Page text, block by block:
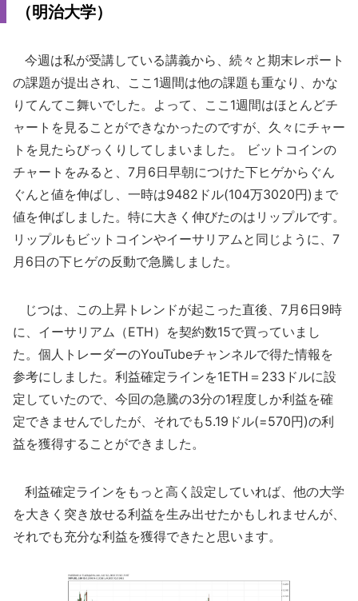
（明治大学）
今週は私が受講している講義から、続々と期末レポート
の課題が提出され、ここ1週間は他の課題も重なり、かな
りてんてこ舞いでした。よって、ここ1週間はほとんどチ
ャートを見ることができなかったのですが、久々にチャー
トを見たらびっくりしてしまいました。 ビットコインの
チャートをみると、7月6日早朝につけた下ヒゲからぐん
ぐんと値を伸ばし、一時は9482ドル(104万3020円)まで
値を伸ばしました。特に大きく伸びたのはリップルです。
リップルもビットコインやイーサリアムと同じように、7
月6日の下ヒゲの反動で急騰しました。
じつは、この上昇トレンドが起こった直後、7月6日9時
に、イーサリアム（ETH）を契約数15で買っていまし
た。個人トレーダーのYouTubeチャンネルで得た情報を
参考にしました。利益確定ラインを1ETH＝233ドルに設
定していたので、今回の急騰の3分の1程度しか利益を確
定できませんでしたが、それでも5.19ドル(=570円)の利
益を獲得することができました。
利益確定ラインをもっと高く設定していれば、他の大学
を大きく突き放せる利益を生み出せたかもしれませんが、
それでも充分な利益を獲得できたと思います。